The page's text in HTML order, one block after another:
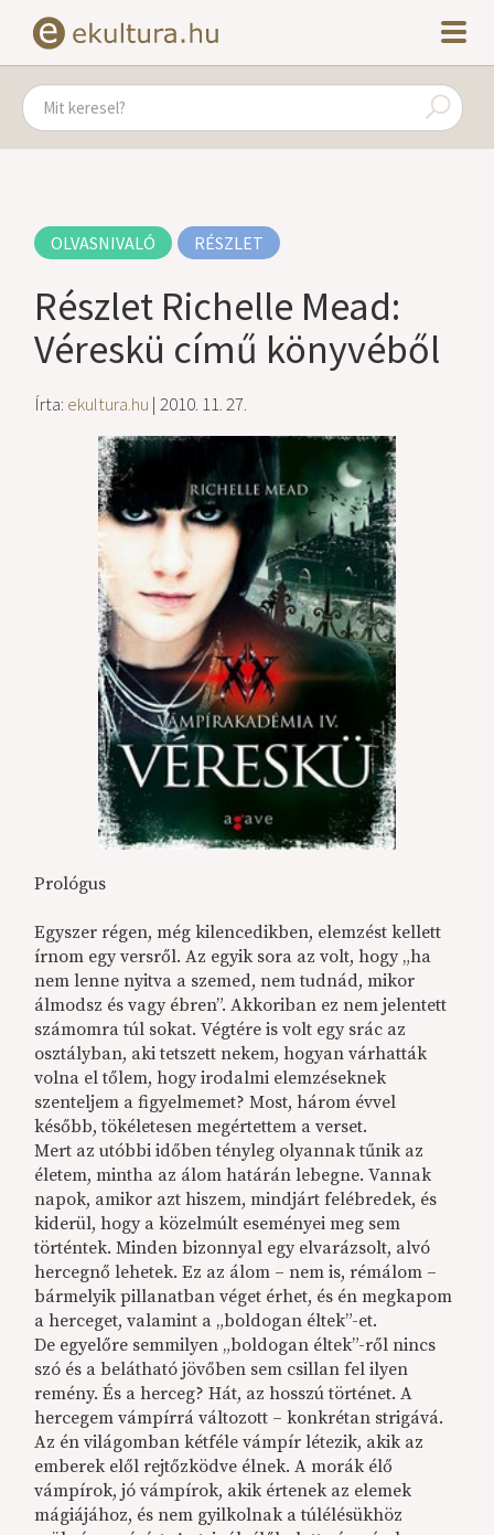
OLVASNIVALÓ RÉSZLET
Részlet Richelle Mead:
Véreskü című könyvéből
Írta: ekultura.hu | 2010. 11. 27.
Prológus
Egyszer régen, még kilencedikben, elemzést kellett
írnom egy versről. Az egyik sora az volt, hogy „ha
nem lenne nyitva a szemed, nem tudnád, mikor
álmodsz és vagy ébren”. Akkoriban ez nem jelentett
számomra túl sokat. Végtére is volt egy srác az
osztályban, aki tetszett nekem, hogyan várhatták
volna el tőlem, hogy irodalmi elemzéseknek
szenteljem a figyelmemet? Most, három évvel
később, tökéletesen megértettem a verset.
Mert az utóbbi időben tényleg olyannak tűnik az
életem, mintha az álom határán lebegne. Vannak
napok, amikor azt hiszem, mindjárt felébredek, és
kiderül, hogy a közelmúlt eseményei meg sem
történtek. Minden bizonnyal egy elvarázsolt, alvó
hercegnő lehetek. Ez az álom – nem is, rémálom –
bármelyik pillanatban véget érhet, és én megkapom
a herceget, valamint a „boldogan éltek”-et.
De egyelőre semmilyen „boldogan éltek”-ről nincs
szó és a belátható jövőben sem csillan fel ilyen
remény. És a herceg? Hát, az hosszú történet. A
hercegem vámpírrá változott – konkrétan strigává.
Az én világomban kétféle vámpír létezik, akik az
emberek elől rejtőzködve élnek. A morák élő
vámpírok, jó vámpírok, akik értenek az elemek
mágiájához, és nem gyilkolnak a túlélésükhöz